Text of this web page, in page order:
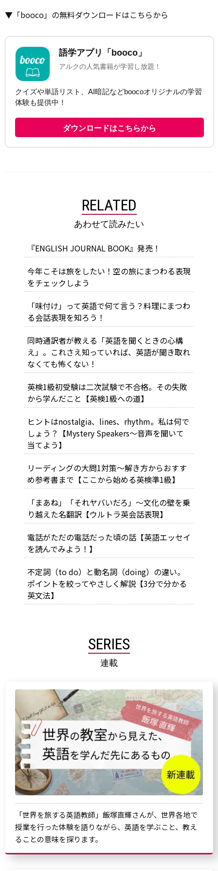
▼「booco」の無料ダウンロードはこちらから
RELATED
あわせて読みたい
『ENGLISH JOURNAL BOOK』発売！
今年こそは旅をしたい！空の旅にまつわる表現
をチェックしよう
「味付け」って英語で何て言う？料理にまつわ
る会話表現を知ろう！
同時通訳者が教える「英語を聞くときの心構
え」。これさえ知っていれば、英語が聞き取れ
なくても怖くない！
英検1級初受験は二次試験で不合格。その失敗
から学んだこと【英検1級への道】
ヒントはnostalgia、lines、rhythm。私は何で
しょう？【Mystery Speakers～音声を聞いて
当てよう】
リーディングの大問1対策～解き方からおすす
め参考書まで【ここから始める英検準1級】
「まあね」「それヤバいだろ」～文化の壁を乗
り越えた名翻訳【ウルトラ英会話表現】
電話がただの電話だった頃の話【英語エッセイ
を読んでみよう！】
不定詞（to do）と動名詞（doing）の違い。
ポイントを絞ってやさしく解説【3分で分かる
英文法】
SERIES
連載
「世界を旅する英語教師」飯塚直輝さんが、世界各地で
授業を行った体験を語りながら、英語を学ぶこと、教え
ることの意味を探ります。